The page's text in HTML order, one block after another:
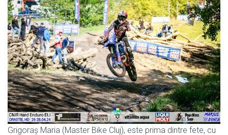
Grigoraș Maria (Master Bike Cluj), este prima dintre fete, cu